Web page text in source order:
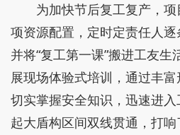
为加快节后复工复产，
项资源配置，定时定责任人逐
并将“复工第一课”搬进工友
展现场体验式培训，通过丰
切实掌握安全知识，迅速进
起大盾构区间双线贯通，打响